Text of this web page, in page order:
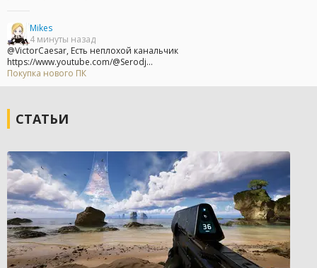
Mikes
4 минуты назад
@VictorCaesar, Есть неплохой канальчик
https://www.youtube.com/@Serodj...
Покупка нового ПК
СТАТЬИ